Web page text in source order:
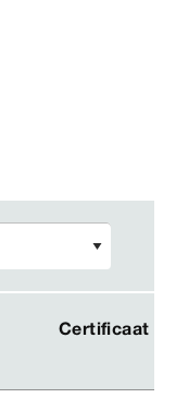
Certificaat
Certificaat